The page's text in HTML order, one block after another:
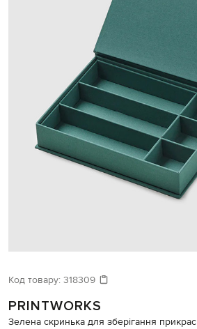
Код товару: 318309
PRINTWORKS
Зелена скринька для зберігання прикрас